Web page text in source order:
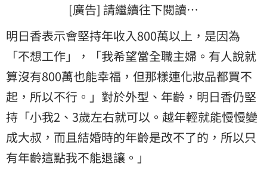
[廣告] 請繼續往下閱讀…
明日香表示會堅持年收入800萬以上，是因為
「不想工作」，「我希望當全職主婦。有人說就
算沒有800萬也能幸福，但那樣連化妝品都買不
起，所以不行。」對於外型、年齡，明日香仍堅
持「小我2、3歲左右就可以。越年輕就能慢慢變
成大叔，而且結婚時的年齡是改不了的，所以只
有年齡這點我不能退讓。」